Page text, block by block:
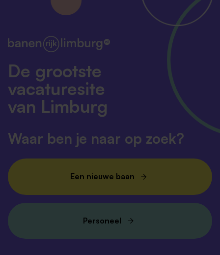
De grootste
vacaturesite
van Limburg
Waar ben je naar op zoek?
Een nieuwe baan
Personeel